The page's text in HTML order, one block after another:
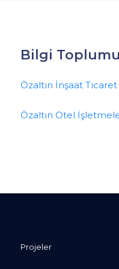
Bilgi
Özaltın İnşaat Ticaret
Özaltın Otel
Projeler